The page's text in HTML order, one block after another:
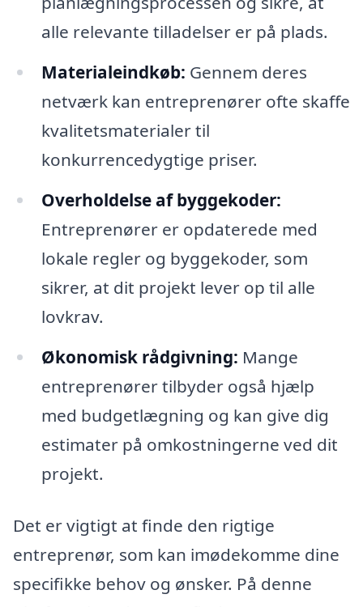
alle relevante tilladelser er på plads.
Materialeindkøb: Gennem deres
netværk kan entreprenører ofte skaffe
kvalitetsmaterialer til
konkurrencedygtige priser.
Overholdelse af byggekoder:
Entreprenører er opdaterede med
lokale regler og byggekoder, som
sikrer, at dit projekt lever op til alle
lovkrav.
Økonomisk rådgivning: Mange
entreprenører tilbyder også hjælp
med budgetlægning og kan give dig
estimater på omkostningerne ved dit
projekt.
Det er vigtigt at finde den rigtige
entreprenør, som kan imødekomme dine
specifikke behov og ønsker. På denne